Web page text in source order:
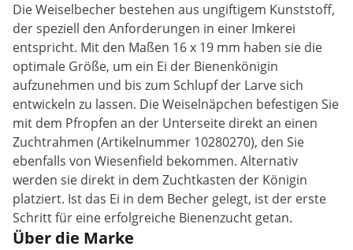
Die Weiselbecher bestehen aus ungiftigem Kunststoff,
der speziell den Anforderungen in einer Imkerei
entspricht. Mit den Maßen 16 x 19 mm haben sie die
optimale Größe, um ein Ei der Bienenkönigin
aufzunehmen und bis zum Schlupf der Larve sich
entwickeln zu lassen. Die Weiselnäpchen befestigen Sie
mit dem Pfropfen an der Unterseite direkt an einen
Zuchtrahmen (Artikelnummer 10280270), den Sie
ebenfalls von Wiesenfield bekommen. Alternativ
werden sie direkt in dem Zuchtkasten der Königin
platziert. Ist das Ei in dem Becher gelegt, ist der erste
Schritt für eine erfolgreiche Bienenzucht getan.
Über die Marke